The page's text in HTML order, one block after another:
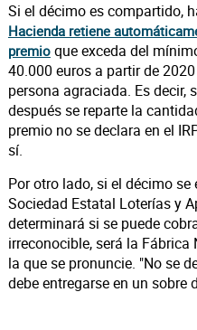
Si el décimo es compartido,
Hacienda retiene
premioque exceda del
40.000 euros a partir de
persona agraciada. Es decir,
después se reparte la
premio no se declara en el
sí.
Por otro lado, si el décimo
Sociedad Estatal Loterías y
determinará si se puede
irreconocible, será la
la que se pronuncie. "No se
debe entregarse en un sobre